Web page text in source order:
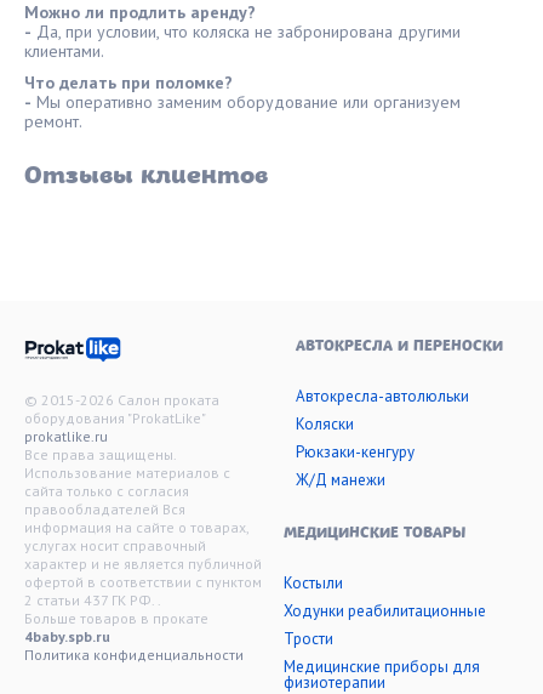
Можно ли продлить аренду?
- Да, при условии, что коляска не забронирована другими
клиентами.
Что делать при поломке?
- Мы оперативно заменим оборудование или организуем
ремонт.
Отзывы клиентов
© 2015-2026 Салон проката
оборудования "ProkatLike"
prokatlike.ru
Все права защищены.
Использование материалов с
сайта только с согласия
правообладателей Вся
информация на сайте о товарах,
услугах носит справочный
характер и не является публичной
офертой в соответствии с пунктом
2 статьи 437 ГК РФ. .
Больше товаров в прокате
4baby.spb.ru
Политика конфиденциальности
АВТОКРЕСЛА И ПЕРЕНОСКИ
Автокресла-автолюльки
Коляски
Рюкзаки-кенгуру
Ж/Д манежи
МЕДИЦИНСКИЕ ТОВАРЫ
Костыли
Ходунки реабилитационные
Трости
Медицинские приборы для
физиотерапии